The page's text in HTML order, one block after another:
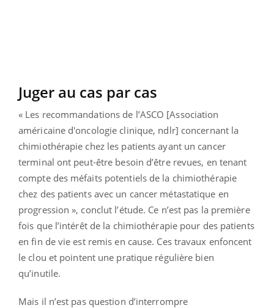
Juger au cas par cas
« Les recommandations de l’ASCO [Association
américaine d'oncologie clinique, ndlr] concernant la
chimiothérapie chez les patients ayant un cancer
terminal ont peut-être besoin d’être revues, en tenant
compte des méfaits potentiels de la chimiothérapie
chez des patients avec un cancer métastatique en
progression », conclut l’étude. Ce n’est pas la première
fois que l’intérêt de la chimiothérapie pour des patients
en fin de vie est remis en cause. Ces travaux enfoncent
le clou et pointent une pratique régulière bien
qu’inutile.
Mais il n’est pas question d’interrompre